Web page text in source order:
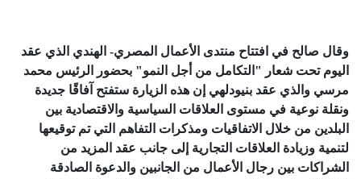
وقال صالح في افتتاح منتدى الأعمال المصري- الهندي الذي عقد
اليوم تحت شعار "التكامل من أجل النمو" بحضور الرئيس محمد
مرسي والذي عقد بنيودلهي إن هذه الزيارة ستفتح آفاقًا جديدة
ونقلة نوعية في مستوى العلاقات السياسية والاقتصادية بين
البلدين من خلال الاتفاقيات ومذكرات التفاهم التي تم توقيعها
لتنمية وزيادة العلاقات التجارية إلى جانب عقد المزيد من
الشراكات بين رجال الأعمال من الجانبين والدعوة الصادقة